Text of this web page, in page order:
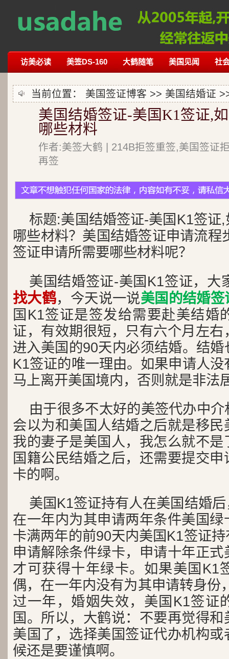
访美必读 美签DS-160 大鹤随笔 美国见闻 社
当前位置： 美国签证博客 >> 美国结婚证
美国结婚签证-美国K1签证,
哪些材料
作者:美签大鹤 | 214B拒签重签,美国签证
再签
标题:美国结婚签证-美国K1签证
哪些材料？美国结婚签证申请流程
签证申请所需要哪些材料呢？
美国结婚签证-美国K1签证，大
找大鹤，今天说一说美国的结婚
国K1签证是签发给需要赴美结婚
证，有效期很短，只有六个月左
进入美国的90天内必须结婚。结
K1签证的唯一理由。如果申请人
马上离开美国境内，否则就是非法
由于很多不太好的美签代办中
会以为和美国人结婚之后就是移
我的妻子是美国人，我怎么就不
国籍公民结婚之后，还需要提交
卡的啊。
美国K1签证持有人在美国结婚
在一年内为其申请两年条件美国
卡满两年的前90天内美国K1签证
申请解除条件绿卡，申请十年正
才可获得十年绿卡。如果美国K1
偶，在一年内没有为其申请转身份
过一年，婚姻失效，美国K1签证
国。所以，大鹤说：不要再觉得
美国了，选择美国签证代办机构
候还是要谨慎啊。